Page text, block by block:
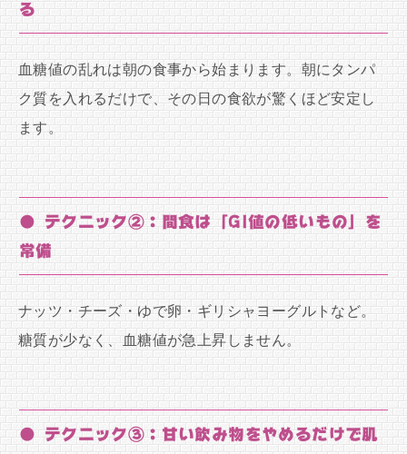
る
血糖値の乱れは朝の食事から始まります。朝にタンパ
ク質を入れるだけで、その日の食欲が驚くほど安定し
ます。
● テクニック②：間食は「GI値の低いもの」を
常備
ナッツ・チーズ・ゆで卵・ギリシャヨーグルトなど。
糖質が少なく、血糖値が急上昇しません。
● テクニック③：甘い飲み物をやめるだけで肌